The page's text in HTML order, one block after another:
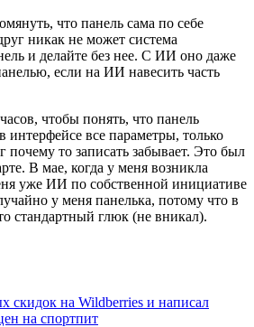
что панель сама по себе
никак не может система
и делайте без нее. С ИИ оно даже
если на ИИ навесить часть
чтобы понять, что панель
интерфейсе все параметры, только
почему то записать забывает. Это был
В мае, когда у меня возникла
уже ИИ по собственной инициативе
у меня панелька, потому что в
стандартный глюк (не вникал).
скидок на Wildberries и написал
на спортпит